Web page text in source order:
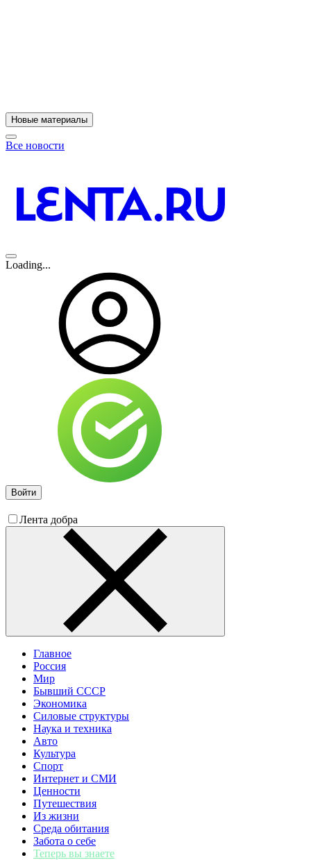
Новые материалы
Все новости
Loading...
Войти
Лента добра
Главное
Россия
Мир
Бывший СССР
Экономика
Силовые структуры
Наука и техника
Авто
Культура
Спорт
Интернет и СМИ
Ценности
Путешествия
Из жизни
Среда обитания
Забота о себе
Теперь вы знаете